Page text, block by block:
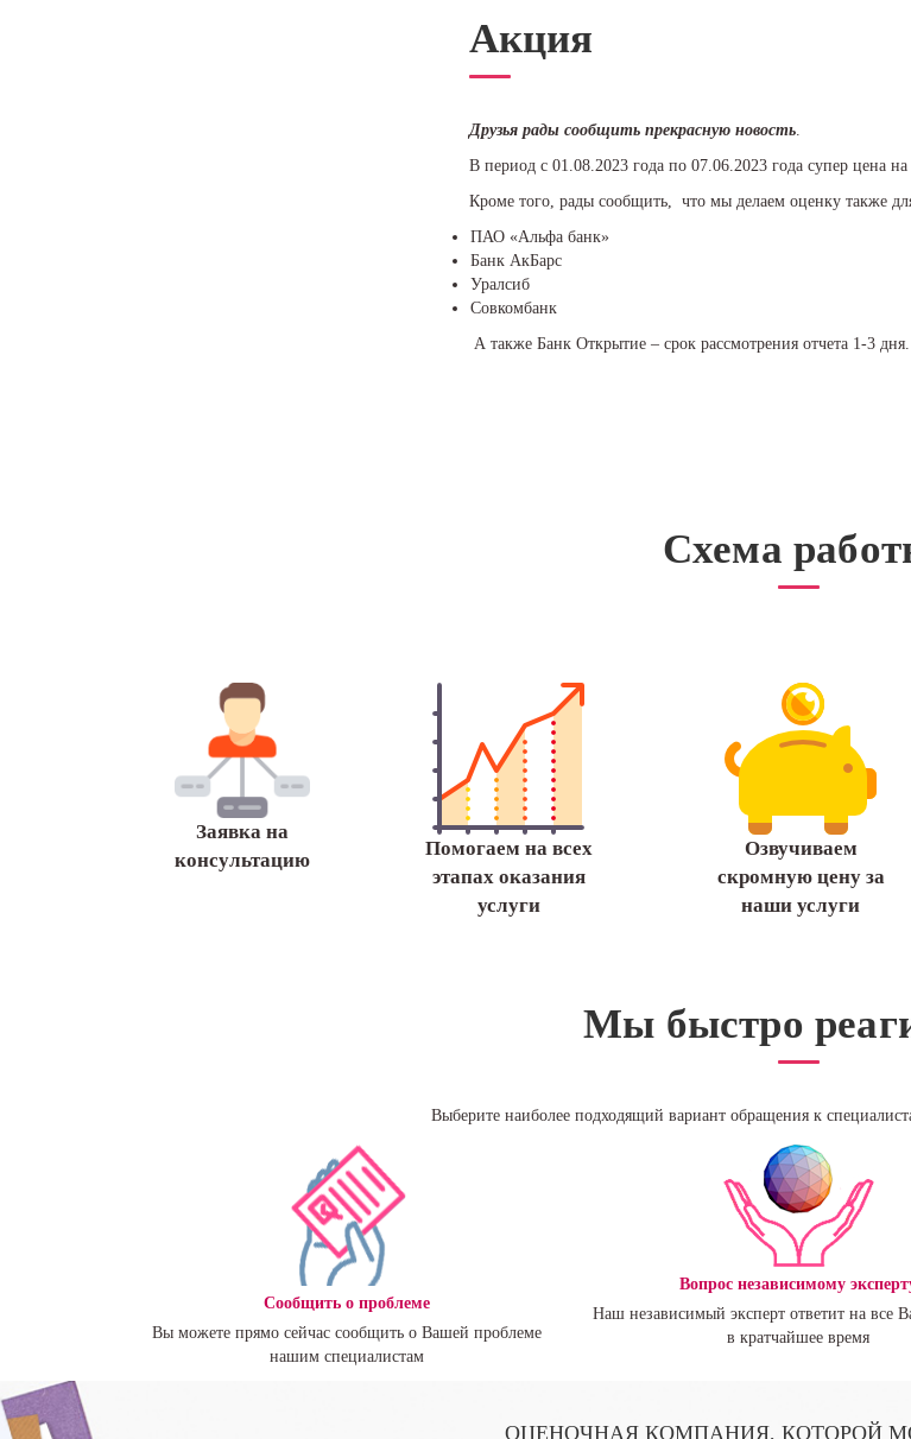
Акция
Друзья рады сообщить прекрасную новость.
В период с 01.08.2023 года по 07.06.2023 года супер цена
Кроме того, рады сообщить, что мы делаем оценку также
ПАО «Альфа банк»
Банк АкБарс
Уралсиб
Совкомбанк
А также Банк Открытие – срок рассмотрения отчета 1-3 дня.
Схема
Заявка на
консультацию
Помогаем на всех
этапах оказания
услуги
Озвучиваем
скромную цену за
наши услуги
Мы быстро
Выберите наиболее подходящий вариант обращения к
Сообщить о проблеме
Вы можете прямо сейчас сообщить о Вашей проблеме
нашим специалистам
Вопрос независимому
Наш независимый эксперт ответит на все
в кратчайшее время
ОЦЕНОЧНАЯ КОМПАНИЯ, КОТОРОЙ